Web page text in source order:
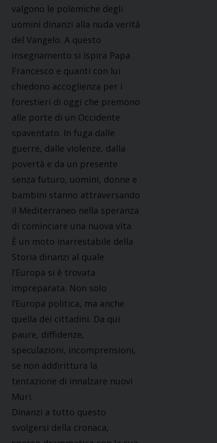
valgono le polemiche degli
uomini dinanzi alla nuda verità
del Vangelo. A questo
insegnamento si ispira Papa
Francesco e quanti con lui
chiedono accoglienza per i
forestieri di oggi che premono
alle porte di un Occidente
spaventato. In fuga dalle
guerre, dalle violenze, dalla
povertà e da un presente
senza futuro, uomini, donne e
bambini stanno attraversando
il Mediterraneo nella speranza
di cominciare una nuova vita.
È un moto inarrestabile della
Storia dinanzi al quale
l’Europa si è trovata
impreparata. Non solo
l’Europa politica, ma anche
quella dei cittadini. Da qui
paure, diffidenze,
speculazioni, incomprensioni,
se non addirittura la
tentazione di innalzare nuovi
Muri.
Dinanzi a tutto questo
svolgersi della cronaca,